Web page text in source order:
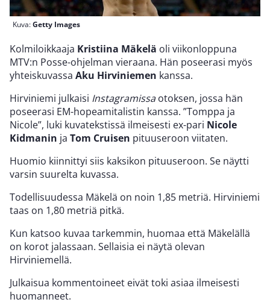
Kuva:Getty Images
Kolmiloikkaaja Kristiina Mäkelä oli viikonloppuna
MTV:n Posse-ohjelman vieraana. Hän poseerasi myös
yhteiskuvassa Aku Hirviniemen kanssa.
Hirviniemi julkaisi Instagramissaotoksen, jossa hän
poseerasi EM-hopeamitalistin kanssa. ”Tomppa ja
Nicole”, luki kuvatekstissä ilmeisesti ex-pari Nicole
Kidmanin ja Tom Cruisen pituuseroon viitaten.
Huomio kiinnittyi siis kaksikon pituuseroon. Se näytti
varsin suurelta kuvassa.
Todellisuudessa Mäkelä on noin 1,85 metriä. Hirviniemi
taas on 1,80 metriä pitkä.
Kun katsoo kuvaa tarkemmin, huomaa että Mäkelällä
on korot jalassaan. Sellaisia ei näytä olevan
Hirviniemellä.
Julkaisua kommentoineet eivät toki asiaa ilmeisesti
huomanneet.